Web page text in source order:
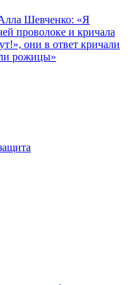
Шевченко: «Я
проволоке и кричала
они в ответ кричали
рожицы»